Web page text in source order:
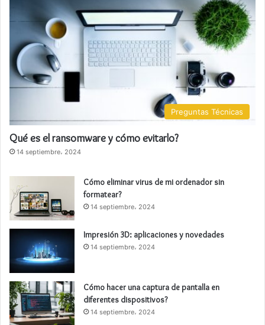
Preguntas Técnicas
Qué es el ransomware y cómo evitarlo?
14 septiembre، 2024
Cómo eliminar virus de mi ordenador sin
formatear?
14 septiembre، 2024
Impresión 3D: aplicaciones y novedades
14 septiembre، 2024
Cómo hacer una captura de pantalla en
diferentes dispositivos?
14 septiembre، 2024